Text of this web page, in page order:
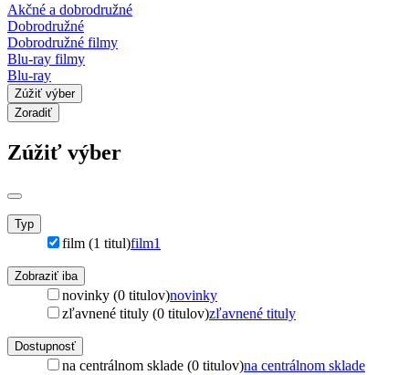
Akčné a dobrodružné
Dobrodružné
Dobrodružné filmy
Blu-ray filmy
Blu-ray
Zúžiť výber
Zoradiť
Zúžiť výber
Typ
film (1 titul)film1
Zobraziť iba
novinky (0 titulov)novinky
zľavnené tituly (0 titulov)zľavnené tituly
Dostupnosť
na centrálnom sklade (0 titulov)na centrálnom sklade